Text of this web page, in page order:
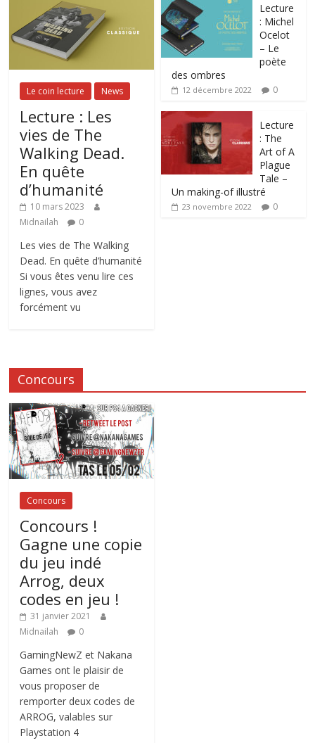
Le coin lecture News
Lecture : Les
vies de The
Walking Dead.
En quête
d’humanité
10 mars 2023
Midnailah
0
Les vies de The Walking
Dead. En quête d’humanité
Si vous êtes venu lire ces
lignes, vous avez
forcément vu
Lecture
: Michel
Ocelot
– Le
poète
des ombres
12 décembre 2022 0
Lecture
: The
Art of A
Plague
Tale –
Un making-of illustré
23 novembre 2022 0
Concours
Concours
Concours !
Gagne une copie
du jeu indé
Arrog, deux
codes en jeu !
31 janvier 2021
Midnailah
0
GamingNewZ et Nakana
Games ont le plaisir de
vous proposer de
remporter deux codes de
ARROG, valables sur
Playstation 4